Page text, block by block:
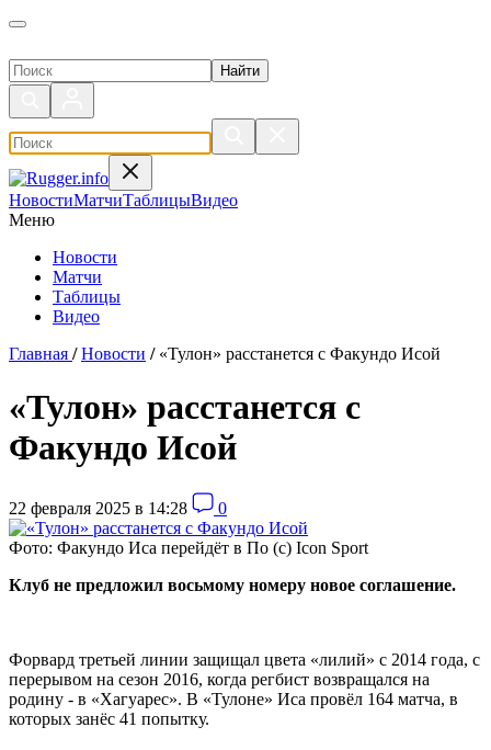
Поиск по сайту
НовостиМатчиТаблицыВидео
Меню
Новости
Матчи
Таблицы
Видео
Главная / Новости / «Тулон» расстанется с Факундо Исой
«Тулон» расстанется с
Факундо Исой
22 февраля 2025 в 14:28 0
Фото: Факундо Иса перейдёт в По (с) Icon Sport
Клуб не предложил восьмому номеру новое соглашение.
Форвард третьей линии защищал цвета «лилий» с 2014 года, с
перерывом на сезон 2016, когда регбист возвращался на
родину - в «Хагуарес». В «Тулоне» Иса провёл 164 матча, в
которых занёс 41 попытку.